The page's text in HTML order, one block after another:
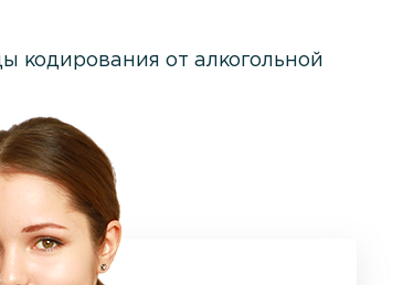
от алкогольной